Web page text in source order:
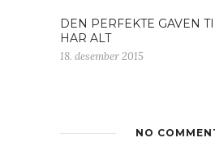
DEN PERFEKTE GAVEN
HAR ALT
18. desember 2015
NO